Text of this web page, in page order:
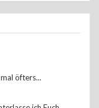
öfters...